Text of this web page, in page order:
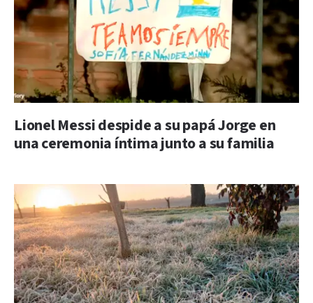
Lionel Messi despide a su papá Jorge en
una ceremonia íntima junto a su familia